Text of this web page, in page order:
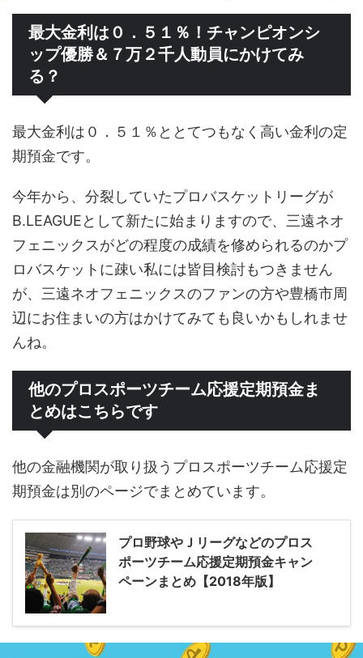
最大金利は０．５１％！チャンピオンシ
ップ優勝＆７万２千人動員にかけてみ
る？
最大金利は０．５１％ととてつもなく高い金利の定
期預金です。
今年から、分裂していたプロバスケットリーグが
B.LEAGUEとして新たに始まりますので、三遠ネオ
フェニックスがどの程度の成績を修められるのかプ
ロバスケットに疎い私には皆目検討もつきません
が、三遠ネオフェニックスのファンの方や豊橋市周
辺にお住まいの方はかけてみても良いかもしれませ
んね。
他のプロスポーツチーム応援定期預金ま
とめはこちらです
他の金融機関が取り扱うプロスポーツチーム応援定
期預金は別のページでまとめています。
プロ野球やＪリーグなどのプロス
ポーツチーム応援定期預金キャン
ペーンまとめ【2018年版】